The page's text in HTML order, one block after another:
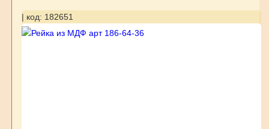
| код: 182651